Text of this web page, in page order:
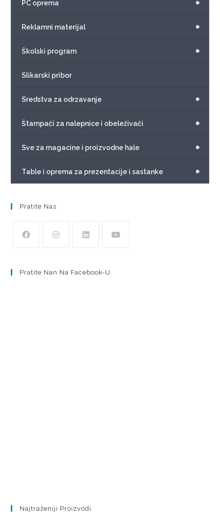
+
PC oprema
+
Reklamni materijal
+
Školski program
Slikarski pribor
+
Sredstva za odrzavanje
+
Štampači za nalepnice i obeleživači
+
Sve za magacine i proizvodne hale
+
Table i oprema za prezentacije i sastanke
Pratite Nas
Pratite Nan Na Facebook-U
Najtraženiji Proizvodi